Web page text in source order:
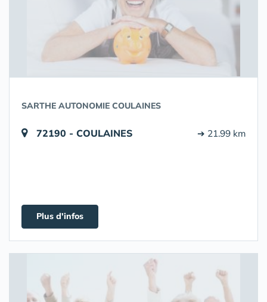
SARTHE AUTONOMIE COULAINES
72190 - COULAINES ➔ 21.99 km
Plus d'infos